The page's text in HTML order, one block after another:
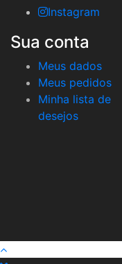
Instagram
Sua conta
Meus dados
Meus pedidos
Minha lista de
desejos